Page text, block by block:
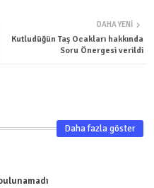
tsa
DAHA YENI
Kutludüğün Taş Ocakları hakkında
Soru Önergesi verildi
Daha fazla göster